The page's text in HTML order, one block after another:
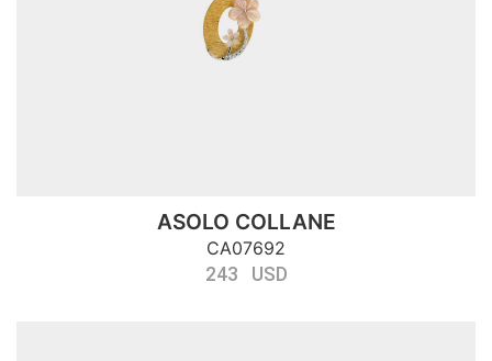
ASOLO COLLANE
CA07692
243 USD